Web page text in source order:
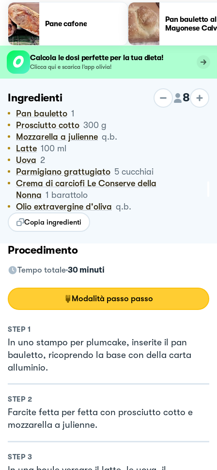
Pane cafone
Pan bauletto
Mayonese
Calcola le dosi perfette per la tua dieta!
Clicca qui e scarica l’app olivia!
Ingredienti 8
Pan bauletto 1
Prosciutto cotto 300 g
Mozzarella a julienne q.b.
Latte 100 ml
Uova 2
Parmigiano grattugiato 5 cucchiai
Crema di carciofi Le Conserve della
Nonna 1 barattolo
Olio extravergine d'oliva q.b.
Copia ingredienti
Procedimento
Tempo totale 30 minuti
Modalità passo passo
STEP 1
In uno stampo per plumcake, inserite il pan
bauletto, ricoprendo la base con della carta
alluminio.
STEP 2
Farcite fetta per fetta con prosciutto cotto e
mozzarella a julienne.
STEP 3